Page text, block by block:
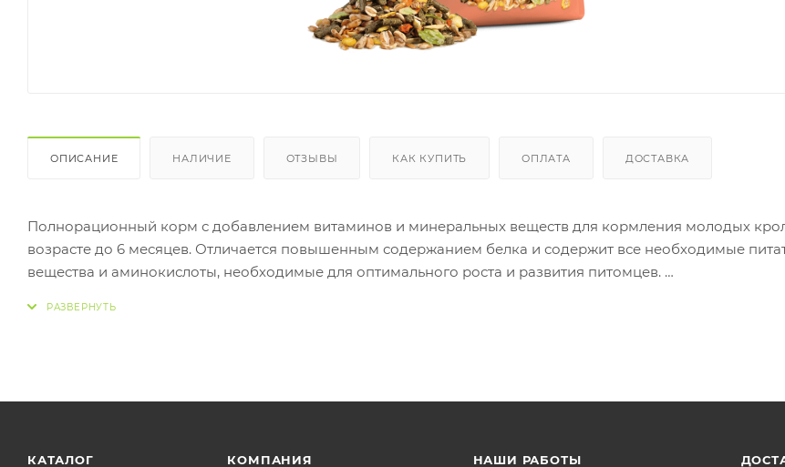
ОПИСАНИЕ НАЛИЧИЕ ОТЗЫВЫ КАК КУПИТЬ ОПЛАТА ДОСТАВКА
Полнорационный корм с добавлением витаминов и минеральных веществ для кормления молодых
возрасте до 6 месяцев. Отличается повышенным содержанием белка и содержит все необходимые
вещества и аминокислоты, необходимые для оптимального роста и развития питомцев.
КАТАЛОГ КОМПАНИЯ НАШИ РАБОТЫ